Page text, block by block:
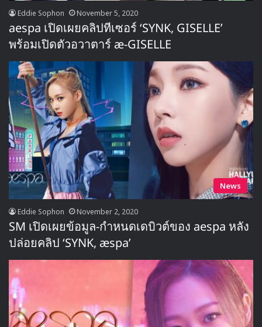
Eddie Sophon November 5, 2020
aespa เปิดเผยคลิปทีเซอร์ ‘SYNK, GISELLE’
พร้อมเปิดตัวอวาตาร์ æ-GISELLE
News
Eddie Sophon November 2, 2020
SM เปิดเผยข้อมูล-กำหนดเดบิวต์ของ aespa หลัง
ปล่อยคลิป ‘SYNK, æspa’